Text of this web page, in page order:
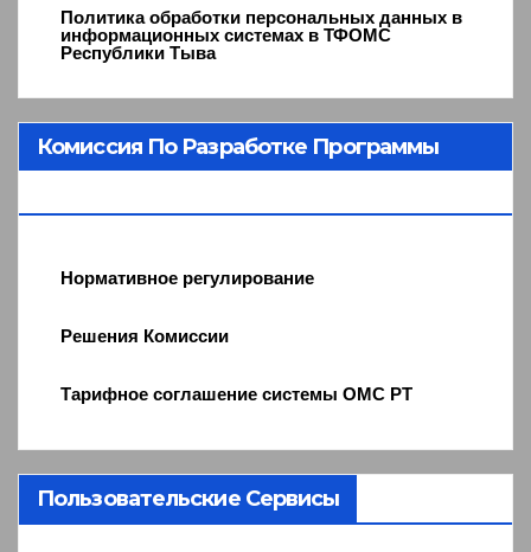
Политика обработки персональных данных в
информационных системах в ТФОМС
Республики Тыва
Комиссия По Разработке Программы
Нормативное регулирование
Решения Комиссии
Тарифное соглашение системы ОМС РТ
Пользовательские Сервисы